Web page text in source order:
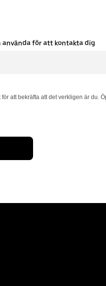
använda för att kontakta dig
att bekräfta att det verkligen är du.